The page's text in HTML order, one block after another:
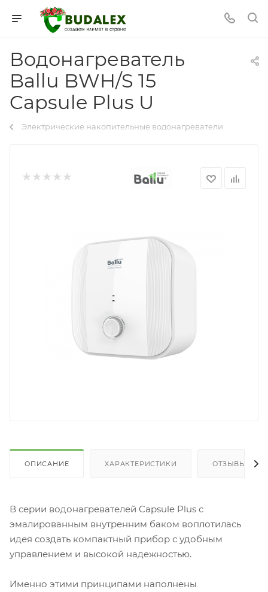
Водонагреватель
Ballu BWH/S 15
Capsule Plus U
Электрические накопительные водонагреватели
ОПИСАНИЕ ХАРАКТЕРИСТИКИ ОТЗЫВЫ
В серии водонагревателей Capsule Plus с
эмалированным внутренним баком воплотилась
идея создать компактный прибор с удобным
управлением и высокой надежностью.
Именно этими принципами наполнены